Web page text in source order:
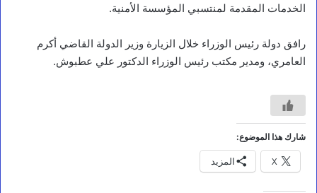
الخدمات المقدمة لمنتسبي المؤسسة الأمنية.
رافق دولة رئيس الوزراء خلال الزيارة وزير الدولة القاضي أكرم
العامري، ومدير مكتب رئيس الوزراء الدكتور علي عطبوش.
شارك هذا الموضوع:
X المزيد
المرأة والطفل
ت
ز
.
و
ر
ة
ت
د